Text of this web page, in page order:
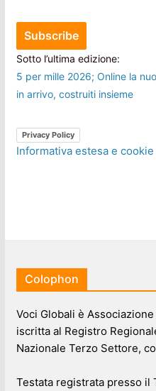
Sotto l’ultima edizione:
5 per mille 2026; Online la
in arrivo, costruiti insieme
Privacy Policy
Informativa estesa e
Colophon
Voci Globali è
iscritta al Registro
Nazionale Terzo Settore,
Testata registrata presso il